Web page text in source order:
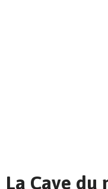
La Cave du